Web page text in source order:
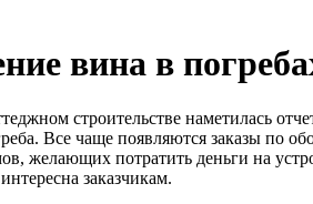
вина в
строительстве наметилась
Все чаще появляются заказы по
желающих потратить деньги на
заказчикам.